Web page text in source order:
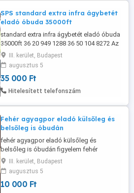
SPS standard extra infra ágybetét
eladó óbuda 35000ft
standard extra infra ágybetét eladó óbuda
35000ft 36 20 949 1288 36 50 104 8272 Az
alvás egészséges melegágya!
Infraterápiás derékalj Különböző
problémákra nyújt segítséget a fény-és
hőterápiás melegítő ágybetét - egyenesen
Németországból! Többzónás fűtési
Napjainkban ...
III. kerület, Budapest
augusztus 5
35 000 Ft
Hitelesített telefonszám
Fehér agyagpor eladó külsőleg és
belsőleg is óbudán
fehér agyagpor eladó külsőleg és
belsőleg is óbudán figyelem fehér
agyagpor 3kg 10000ft vagy 5kg agyag
granulátum 15000ft 209491288 501048272
óbuda Az agyag az ősidőktől fogva
orvosságok és kúrák alapanyaga volt,
III. kerület, Budapest
augusztus 5
10 000 Ft